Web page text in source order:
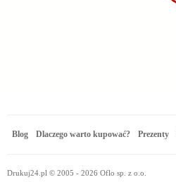
Blog Dlaczego warto kupować? Prezenty
Drukuj24.pl © 2005 - 2026 Oflo sp. z o.o.